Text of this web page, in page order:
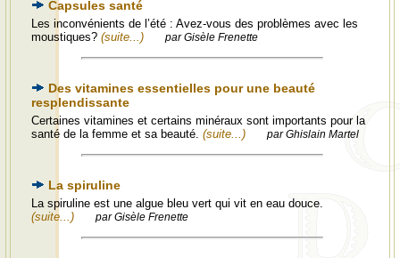
Capsules santé
Les inconvénients de l’été : Avez-vous des problèmes avec les
moustiques? (suite...) par Gisèle Frenette
Des vitamines essentielles pour une beauté
resplendissante
Certaines vitamines et certains minéraux sont importants pour la
santé de la femme et sa beauté. (suite...) par Ghislain Martel
La spiruline
La spiruline est une algue bleu vert qui vit en eau douce.
(suite...)
par Gisèle Frenette